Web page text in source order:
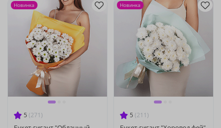
5 (271)
Новинка
5 (211)
Новинка